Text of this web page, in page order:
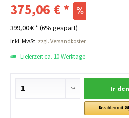
375,06 € *
399,00 € *(6% gespart)
inkl. MwSt. zzgl. Versandkosten
Lieferzeit ca. 10 Werktage
In den